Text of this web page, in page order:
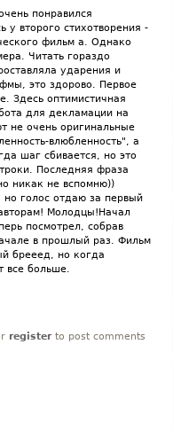
понравился
у второго стихотворения -
фильм а. Однако
Читать гораздо
ударения и
это здорово. Первое
Здесь оптимистичная
для декламации на
не очень оригинальные
влюбленность", а
шаг сбивается, но это
Последняя фраза
никак не вспомню))
голос отдаю за первый
Молодцы!Начал
посмотрел, собрав
в прошлый раз. Фильм
брееед, но когда
все больше.
registerto post comments